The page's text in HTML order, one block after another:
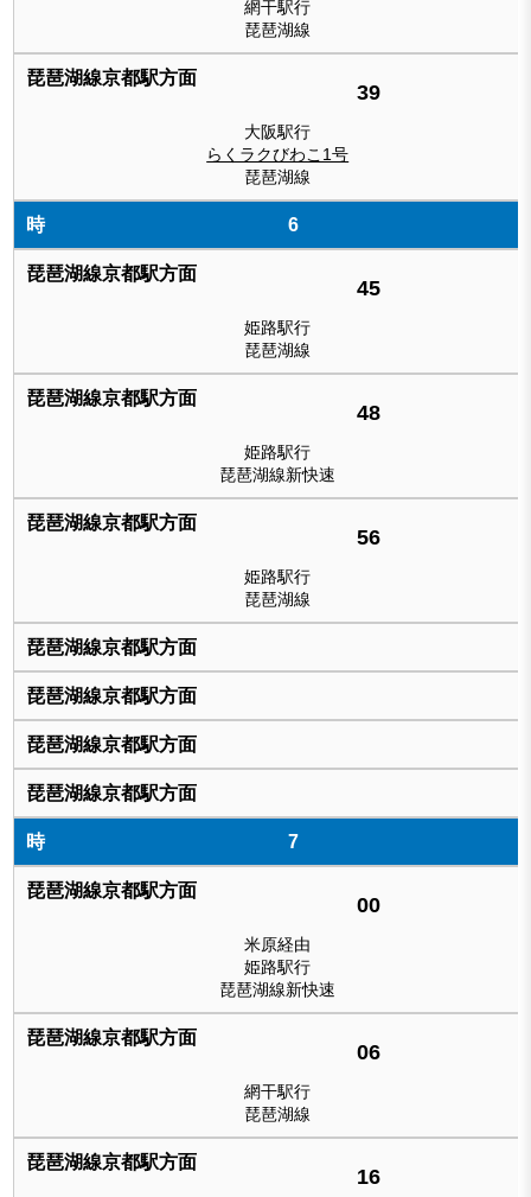
網干駅行
琵琶湖線
39
大阪駅行
らくラクびわこ1号
琵琶湖線
6
45
姫路駅行
琵琶湖線
48
姫路駅行
琵琶湖線新快速
56
姫路駅行
琵琶湖線
7
00
米原経由
姫路駅行
琵琶湖線新快速
06
網干駅行
琵琶湖線
16